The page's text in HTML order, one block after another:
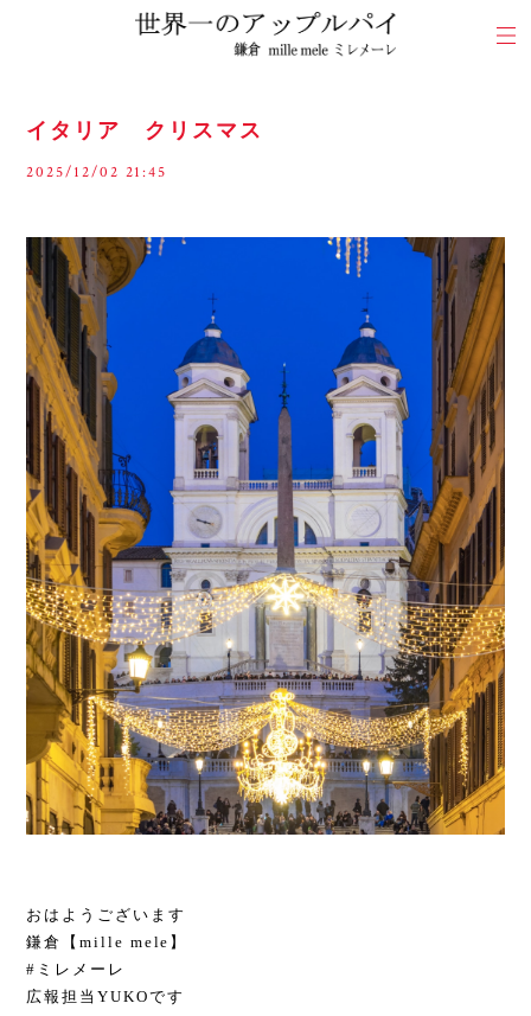
イタリア クリスマス
2025/12/02 21:45
おはようございます
鎌倉【mille mele】
#ミレメーレ
広報担当YUKOです